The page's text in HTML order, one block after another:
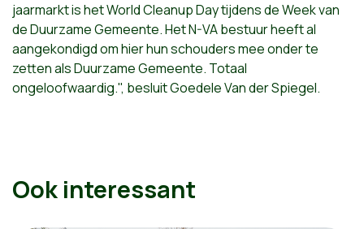
jaarmarkt is het World Cleanup Day tijdens de Week van
de Duurzame Gemeente. Het N-VA bestuur heeft al
aangekondigd om hier hun schouders mee onder te
zetten als Duurzame Gemeente. Totaal
ongeloofwaardig.", besluit Goedele Van der Spiegel.
Ook interessant